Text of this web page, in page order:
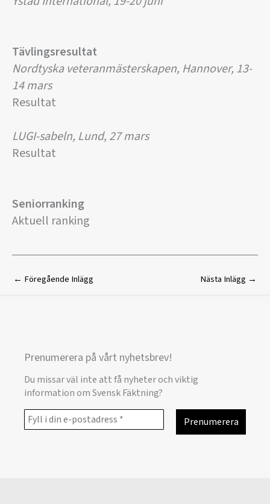
Tävlingsresultat
Nordtyska veteranmästerskapen, Hannover, 13-
14 mars
Resultat
LUGI-sabeln, Lund, 27 mars
Resultat
Seniorranking
Aktuell ranking
← Föregående Inlägg Nästa Inlägg →
Prenumerera på vårt nyhetsbrev!
Du missar väl inte att få nyheter och viktig
information om Svensk Fäktning?